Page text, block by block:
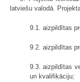
latviešu valodā.
9.1. aizpildītas
9.2. aizpildītas
9.3. aizpildītas
un kvalifikāciju;